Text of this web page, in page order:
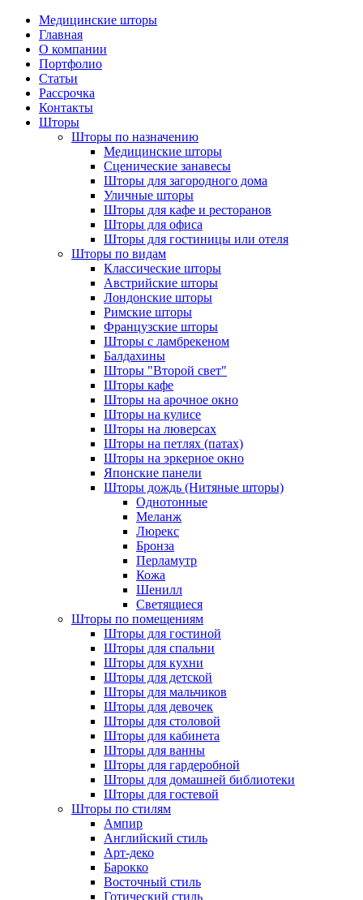
Медицинские шторы
Главная
О компании
Портфолио
Статьи
Рассрочка
Контакты
Шторы
Шторы по назначению
Медицинские шторы
Сценические занавесы
Шторы для загородного дома
Уличные шторы
Шторы для кафе и ресторанов
Шторы для офиса
Шторы для гостиницы или отеля
Шторы по видам
Классические шторы
Австрийские шторы
Лондонские шторы
Римские шторы
Французские шторы
Шторы с ламбрекеном
Балдахины
Шторы "Второй свет"
Шторы кафе
Шторы на арочное окно
Шторы на кулисе
Шторы на люверсах
Шторы на петлях (патах)
Шторы на эркерное окно
Японские панели
Шторы дождь (Нитяные шторы)
Однотонные
Меланж
Люрекс
Бронза
Перламутр
Кожа
Шенилл
Светящиеся
Шторы по помещениям
Шторы для гостиной
Шторы для спальни
Шторы для кухни
Шторы для детской
Шторы для мальчиков
Шторы для девочек
Шторы для столовой
Шторы для кабинета
Шторы для ванны
Шторы для гардеробной
Шторы для домашней библиотеки
Шторы для гостевой
Шторы по стилям
Ампир
Английский стиль
Арт-деко
Барокко
Восточный стиль
Готический стиль